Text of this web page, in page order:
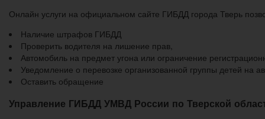
Онлайн услуги на официальном сайте ГИБДД города Тверь
Наличие штрафов ГИБДД
Проверить водителя на лишение прав,
Автомобиль на предмет угона или ограничение
Уведомление о перевозке организованной группы детей на
Оставить обращение
Управление ГИБДД УМВД России по Тверской